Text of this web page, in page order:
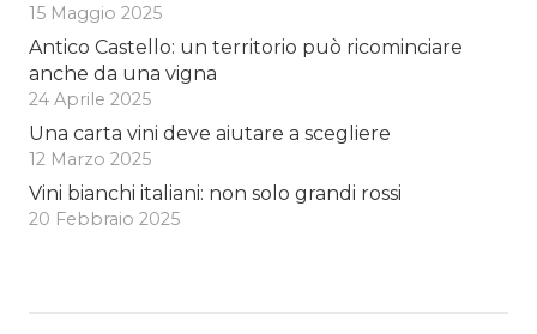
15 Maggio 2025
Antico Castello: un territorio può ricominciare
anche da una vigna
24 Aprile 2025
Una carta vini deve aiutare a scegliere
12 Marzo 2025
Vini bianchi italiani: non solo grandi rossi
20 Febbraio 2025